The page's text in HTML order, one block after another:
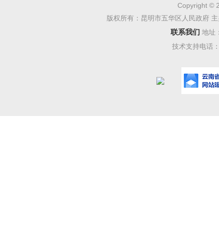
施等内
组、社区
粮播面
农户信
Copyright ©
版权所有：昆明市五华区人民政府
联系我们 地址
技术支持电话